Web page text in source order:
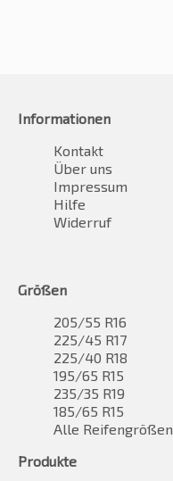
Informationen
Kontakt
Über uns
Impressum
Hilfe
Widerruf
Größen
205/55 R16
225/45 R17
225/40 R18
195/65 R15
235/35 R19
185/65 R15
Alle Reifengrößen
Produkte